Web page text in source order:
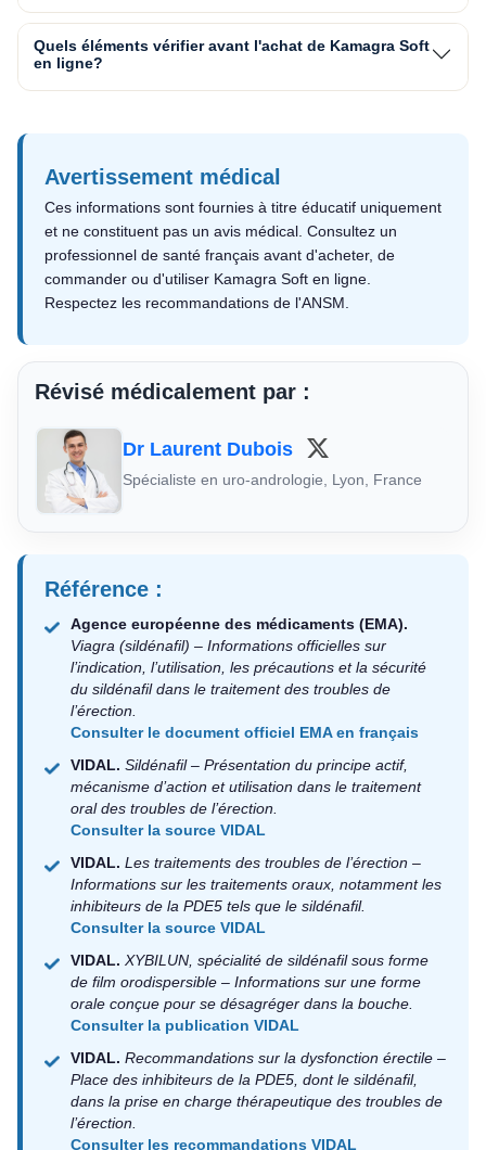
Quels éléments vérifier avant l'achat de Kamagra Soft
en ligne?
Avertissement médical
Ces informations sont fournies à titre éducatif uniquement
et ne constituent pas un avis médical. Consultez un
professionnel de santé français avant d'acheter, de
commander ou d'utiliser Kamagra Soft en ligne.
Respectez les recommandations de l'ANSM.
Révisé médicalement par :
Dr Laurent Dubois
Spécialiste en uro-andrologie, Lyon, France
Référence :
Agence européenne des médicaments (EMA).
Viagra (sildénafil) – Informations officielles sur
l’indication, l’utilisation, les précautions et la sécurité
du sildénafil dans le traitement des troubles de
l’érection.
Consulter le document officiel EMA en français
VIDAL. Sildénafil – Présentation du principe actif,
mécanisme d’action et utilisation dans le traitement
oral des troubles de l’érection.
Consulter la source VIDAL
VIDAL. Les traitements des troubles de l’érection –
Informations sur les traitements oraux, notamment les
inhibiteurs de la PDE5 tels que le sildénafil.
Consulter la source VIDAL
VIDAL. XYBILUN, spécialité de sildénafil sous forme
de film orodispersible – Informations sur une forme
orale conçue pour se désagréger dans la bouche.
Consulter la publication VIDAL
VIDAL. Recommandations sur la dysfonction érectile –
Place des inhibiteurs de la PDE5, dont le sildénafil,
dans la prise en charge thérapeutique des troubles de
l’érection.
Consulter les recommandations VIDAL